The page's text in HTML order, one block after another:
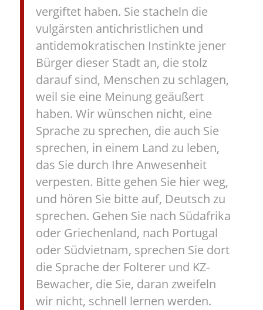
vergiftet haben. Sie stacheln die
vulgärsten antichristlichen und
antidemokratischen Instinkte jener
Bürger dieser Stadt an, die stolz
darauf sind, Menschen zu schlagen,
weil sie eine Meinung geäußert
haben. Wir wünschen nicht, eine
Sprache zu sprechen, die auch Sie
sprechen, in einem Land zu leben,
das Sie durch Ihre Anwesenheit
verpesten. Bitte gehen Sie hier weg,
und hören Sie bitte auf, Deutsch zu
sprechen. Gehen Sie nach Südafrika
oder Griechenland, nach Portugal
oder Südvietnam, sprechen Sie dort
die Sprache der Folterer und KZ-
Bewacher, die Sie, daran zweifeln
wir nicht, schnell lernen werden.